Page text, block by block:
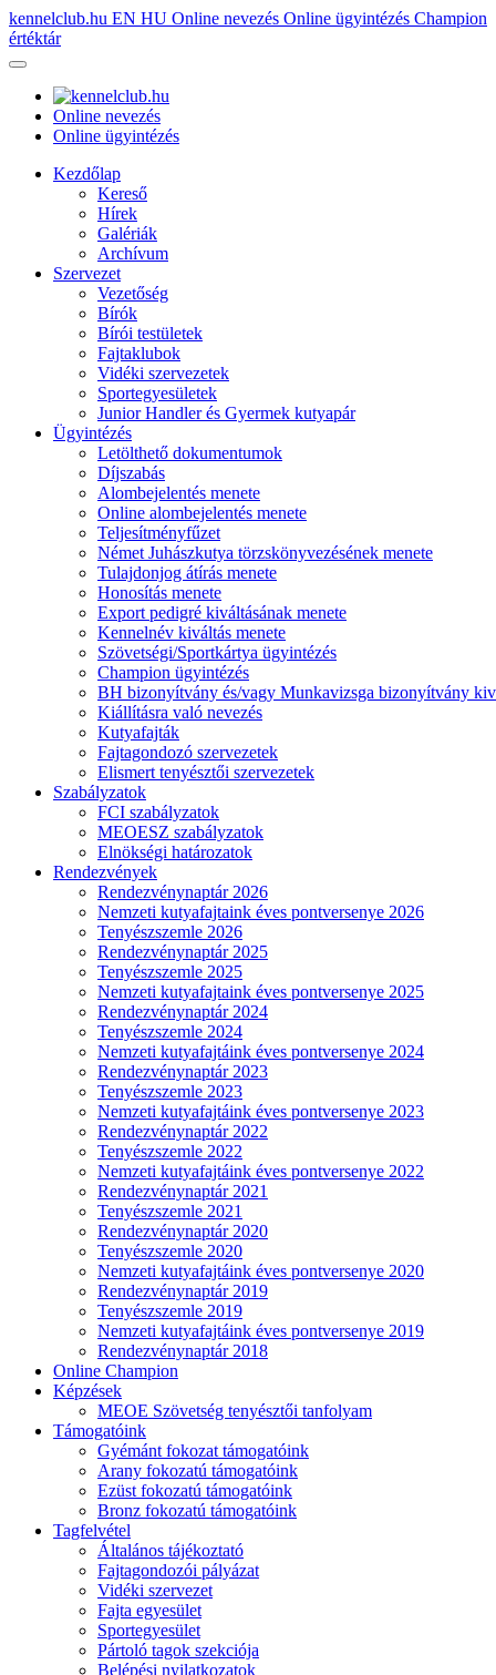
kennelclub.hu EN HU Online nevezés Online ügyintézés Champion
értéktár
Online nevezés
Online ügyintézés
Kezdőlap
Kereső
Hírek
Galériák
Archívum
Szervezet
Vezetőség
Bírók
Bírói testületek
Fajtaklubok
Vidéki szervezetek
Sportegyesületek
Junior Handler és Gyermek kutyapár
Ügyintézés
Letölthető dokumentumok
Díjszabás
Alombejelentés menete
Online alombejelentés menete
Teljesítményfűzet
Német Juhászkutya törzskönyvezésének menete
Tulajdonjog átírás menete
Honosítás menete
Export pedigré kiváltásának menete
Kennelnév kiváltás menete
Szövetségi/Sportkártya ügyintézés
Champion ügyintézés
BH bizonyítvány és/vagy Munkavizsga bizonyítvány
Kiállításra való nevezés
Kutyafajták
Fajtagondozó szervezetek
Elismert tenyésztői szervezetek
Szabályzatok
FCI szabályzatok
MEOESZ szabályzatok
Elnökségi határozatok
Rendezvények
Rendezvénynaptár 2026
Nemzeti kutyafajtaink éves pontversenye 2026
Tenyészszemle 2026
Rendezvénynaptár 2025
Tenyészszemle 2025
Nemzeti kutyafajtaink éves pontversenye 2025
Rendezvénynaptár 2024
Tenyészszemle 2024
Nemzeti kutyafajtáink éves pontversenye 2024
Rendezvénynaptár 2023
Tenyészszemle 2023
Nemzeti kutyafajtáink éves pontversenye 2023
Rendezvénynaptár 2022
Tenyészszemle 2022
Nemzeti kutyafajtáink éves pontversenye 2022
Rendezvénynaptár 2021
Tenyészszemle 2021
Rendezvénynaptár 2020
Tenyészszemle 2020
Nemzeti kutyafajtáink éves pontversenye 2020
Rendezvénynaptár 2019
Tenyészszemle 2019
Nemzeti kutyafajtáink éves pontversenye 2019
Rendezvénynaptár 2018
Online Champion
Képzések
MEOE Szövetség tenyésztői tanfolyam
Támogatóink
Gyémánt fokozat támogatóink
Arany fokozatú támogatóink
Ezüst fokozatú támogatóink
Bronz fokozatú támogatóink
Tagfelvétel
Általános tájékoztató
Fajtagondozói pályázat
Vidéki szervezet
Fajta egyesület
Sportegyesület
Pártoló tagok szekciója
Belépési nyilatkozatok